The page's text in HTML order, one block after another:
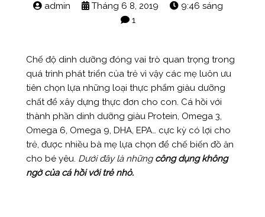
admin Tháng 6 8, 2019
9:46 sáng
1
Chế độ dinh dưỡng đóng vai trò quan trọng trong
quá trình phát triển của trẻ vì vậy các mẹ luôn ưu
tiên chọn lựa những loại thực phẩm giàu dưỡng
chất để xây dựng thực đơn cho con. Cá hồi với
thành phần dinh dưỡng giàu Protein, Omega 3,
Omega 6, Omega 9, DHA, EPA… cực kỳ có lợi cho
trẻ, được nhiều bà mẹ lựa chọn để chế biến đồ ăn
cho bé yêu. Dưới đây là những công dụng không
ngờ của cá hồi với trẻ nhỏ.